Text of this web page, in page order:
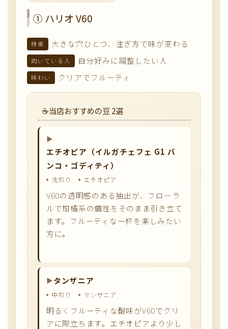
① ハリオ V60
特徴 大きな穴ひとつ、注ぎ方で味が変わる
向いている人 自分好みに調整したい人
味わい クリアでフルーティ
当店おすすめの豆 2選
エチオピア（イルガチェフェ G1 バ
ンコ・ゴディティ）
浅煎り エチオピア
V60の透明感のある抽出が、フローラ
ルで柑橘系の個性をそのまま引き立て
ます。フルーティな一杯を楽しみたい
方に。
タンザニア
中煎り タンザニア
明るくフルーティな酸味がV60でクリ
アに際立ちます。エチオピアより少し